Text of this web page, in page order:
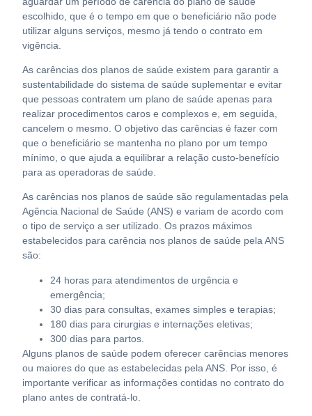
escolhido, que é o tempo em que o beneficiário não pode
utilizar alguns serviços, mesmo já tendo o contrato em
vigência.
As carências dos planos de saúde existem para garantir a
sustentabilidade do sistema de saúde suplementar e evitar
que pessoas contratem um plano de saúde apenas para
realizar procedimentos caros e complexos e, em seguida,
cancelem o mesmo. O objetivo das carências é fazer com
que o beneficiário se mantenha no plano por um tempo
mínimo, o que ajuda a equilibrar a relação custo-benefício
para as operadoras de saúde.
As carências nos planos de saúde são regulamentadas pela
Agência Nacional de Saúde (ANS) e variam de acordo com
o tipo de serviço a ser utilizado. Os prazos máximos
estabelecidos para carência nos planos de saúde pela ANS
são:
24 horas para atendimentos de urgência e
emergência;
30 dias para consultas, exames simples e terapias;
180 dias para cirurgias e internações eletivas;
300 dias para partos.
Alguns planos de saúde podem oferecer carências menores
ou maiores do que as estabelecidas pela ANS. Por isso, é
importante verificar as informações contidas no contrato do
plano antes de contratá-lo.